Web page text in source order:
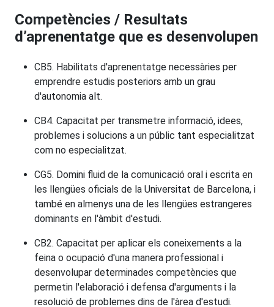
Competències / Resultats
d’aprenentatge que es desenvolupen
CB5. Habilitats d'aprenentatge necessàries per
emprendre estudis posteriors amb un grau
d'autonomia alt.
CB4. Capacitat per transmetre informació, idees,
problemes i solucions a un públic tant especialitzat
com no especialitzat.
CG5. Domini fluid de la comunicació oral i escrita en
les llengües oficials de la Universitat de Barcelona, i
també en almenys una de les llengües estrangeres
dominants en l'àmbit d'estudi.
CB2. Capacitat per aplicar els coneixements a la
feina o ocupació d'una manera professional i
desenvolupar determinades competències que
permetin l'elaboració i defensa d'arguments i la
resolució de problemes dins de l'àrea d'estudi.